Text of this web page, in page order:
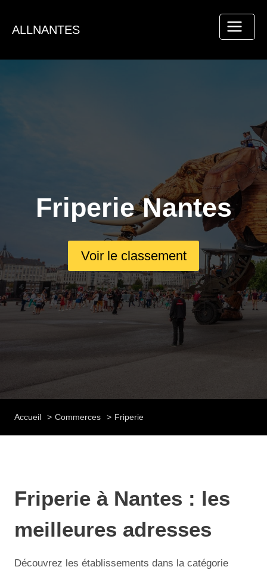
contenu
ALLNANTES
Friperie Nantes
Voir le classement
Accueil Commerces Friperie
Friperie à Nantes : les
meilleures adresses
Découvrez les établissements dans la catégorie